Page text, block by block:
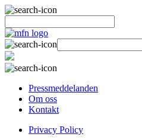
Pressmeddelanden
Om oss
Kontakt
Privacy Policy